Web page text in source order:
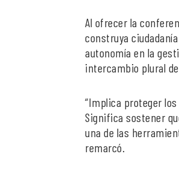
Al ofrecer la
construya
autonomía en la
intercambio plural
“Implica proteger
Significa sostener
una de las
remarcó.